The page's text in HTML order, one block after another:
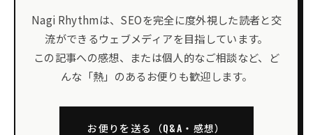
Nagi Rhythmは、SEOを完全に度外視した読者と交
流ができるウェブメディアを目指しています。
この記事への感想、または個人的なご相談など、ど
んな「熱」のあるお便りも歓迎します。
お便りを送る（Q&A・感想）